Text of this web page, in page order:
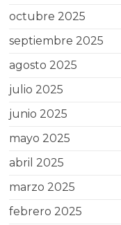
octubre 2025
septiembre 2025
agosto 2025
julio 2025
junio 2025
mayo 2025
abril 2025
marzo 2025
febrero 2025